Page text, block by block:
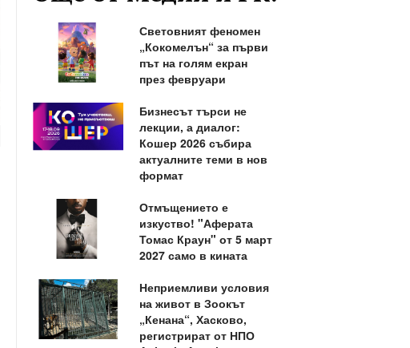
Световният феномен
„Кокомелън“ за първи
път на голям екран
през февруари
Бизнесът търси не
лекции, а диалог:
Кошер 2026 събира
актуалните теми в нов
формат
Отмъщението е
изкуство! "Аферата
Томас Краун" от 5 март
2027 само в кината
Неприемливи условия
на живот в Зоокът
„Кенана“, Хасково,
регистрират от НПО